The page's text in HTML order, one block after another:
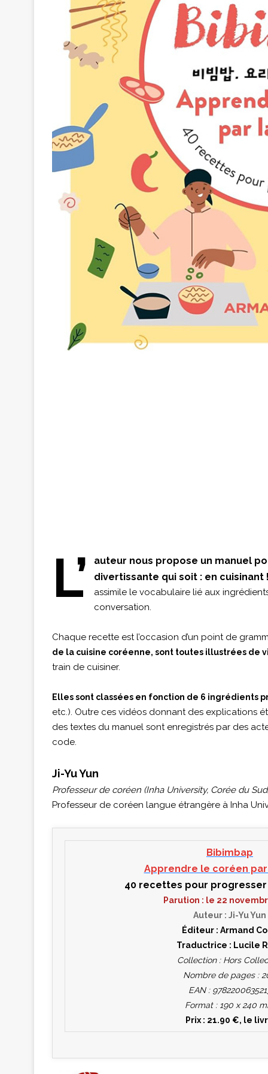
L’
auteur nous propose un manuel
divertissante qui soit : en cuisinant
assimile le vocabulaire lié aux
conversation.
Chaque recette est l’occasion d’un point de
de la cuisine coréenne, sont toutes illustrées de
train de cuisiner.
Elles sont classées en fonction de 6 ingrédients
etc.). Outre ces vidéos donnant des explications
des textes du manuel sont enregistrés par des
code.
Ji-Yu Yun
Professeur de coréen (Inha University, Corée du
Professeur de coréen langue étrangère à Inha
Bibimbap
Apprendre le coréen
40 recettes pour
Parution : le 22
Auteur : Ji-Yu Yun
Éditeur : Armand
Traductrice : Lucile
Collection : Hors
Nombre de pages :
EAN :
Format : 190 x 240
Prix : 21.90 €, le